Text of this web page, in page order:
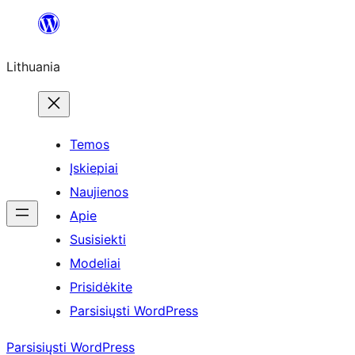
turinio
Lithuania
Temos
Įskiepiai
Naujienos
Apie
Susisiekti
Modeliai
Prisidėkite
Parsisiųsti WordPress
Parsisiųsti WordPress